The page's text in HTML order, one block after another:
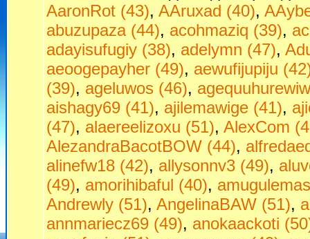
AaronRot (43), AAruxad (40),
abuzupaza (44), acohmaziq (39),
adayisufugiy (38), adelymn (47),
aeoogepayher (49), aewufijupiju
(39), ageluwos (46),
aishagy69 (41), ajilemawige (41),
(47), alaereelizoxu (51), AlexCom
AlezandraBacotBOW (44),
alinefw18 (42), allysonnv3 (49),
(49), amorihibaful (40),
Andrewly (51), AngelinaBAW (51),
annmariecz69 (49), anokaackoti